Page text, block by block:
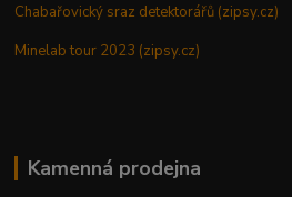
Chabařovický sraz detektorářů (zipsy.cz)
Minelab tour 2023 (zipsy.cz)
Kamenná prodejna